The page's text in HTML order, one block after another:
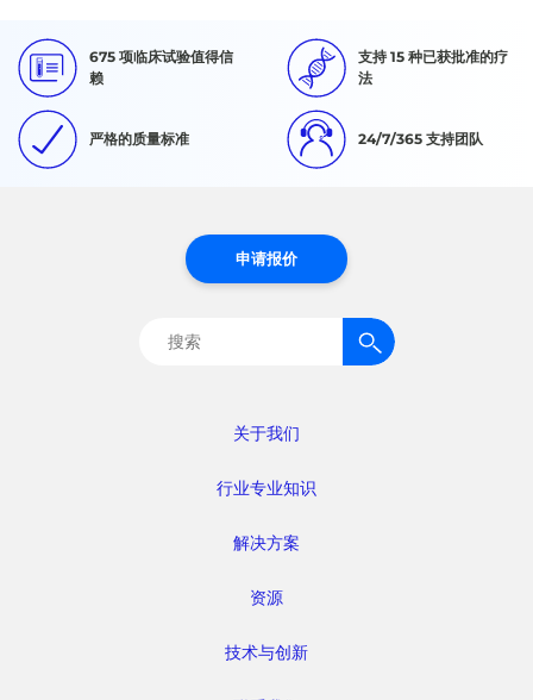
675 项临床试验值得信
赖
支持 15 种已获批准的疗
法
严格的质量标准 24/7/365 支持团队
关于我们
行业专业知识
解决方案
资源
技术与创新
申请报价
搜